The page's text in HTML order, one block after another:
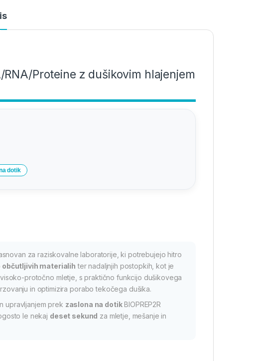
Proteine z dušikovim hlajenjem
dotik
za raziskovalne laboratorije, ki potrebujejo hitro
občutljivih materialih ter nadaljnjih postopkih, kot je
protočno mletje, s praktično funkcijo dušikovega
in optimizira porabo tekočega dušika.
upravljanjem prek zaslona na dotikBIOPREP2R
le nekaj deset sekund za mletje, mešanje in